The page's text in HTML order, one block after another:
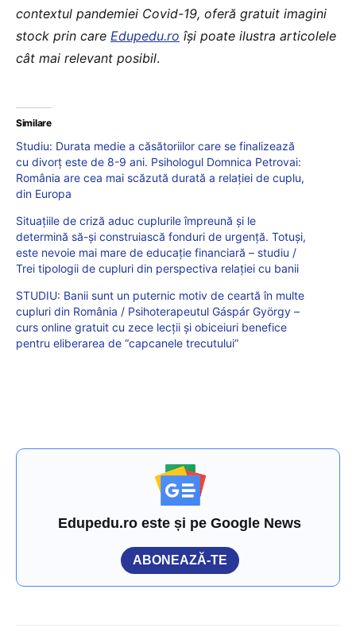
contextul pandemiei Covid-19, oferă gratuit imagini
stock prin care Edupedu.ro îşi poate ilustra articolele
cât mai relevant posibil.
Similare
Studiu: Durata medie a căsătoriilor care se finalizează
cu divorț este de 8-9 ani. Psihologul Domnica Petrovai:
România are cea mai scăzută durată a relației de cuplu,
din Europa
Situațiile de criză aduc cuplurile împreună și le
determină să-și construiască fonduri de urgență. Totuși,
este nevoie mai mare de educație financiară – studiu /
Trei tipologii de cupluri din perspectiva relației cu banii
STUDIU: Banii sunt un puternic motiv de ceartă în multe
cupluri din România / Psihoterapeutul Gáspár György –
curs online gratuit cu zece lecții și obiceiuri benefice
pentru eliberarea de “capcanele trecutului”
Edupedu.ro este și pe Google News
ABONEAZĂ-TE